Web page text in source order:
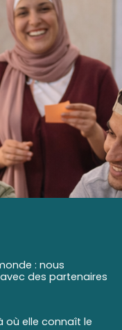
: nous
des partenaires
où elle connaît le